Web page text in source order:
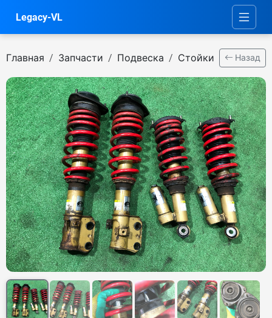
Legacy-VL
Главная Запчасти Подвеска Стойки Назад